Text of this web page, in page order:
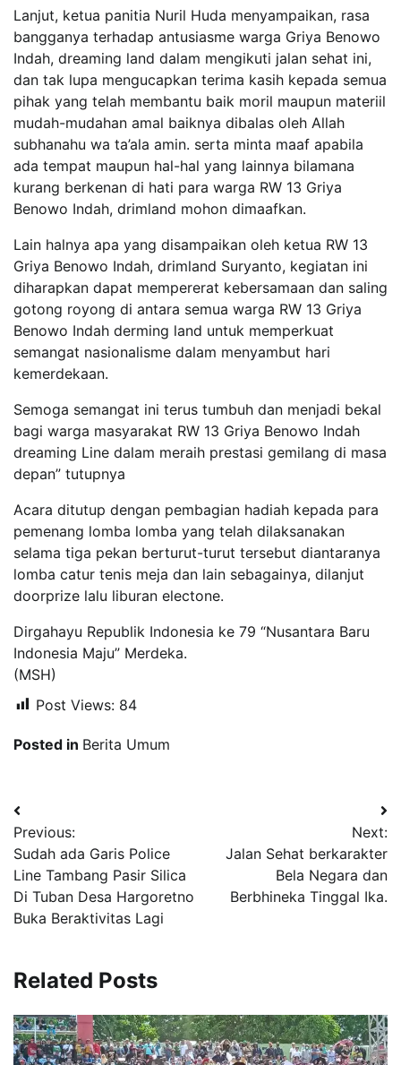
Lanjut, ketua panitia Nuril Huda menyampaikan, rasa
bangganya terhadap antusiasme warga Griya Benowo
Indah, dreaming land dalam mengikuti jalan sehat ini,
dan tak lupa mengucapkan terima kasih kepada semua
pihak yang telah membantu baik moril maupun materiil
mudah-mudahan amal baiknya dibalas oleh Allah
subhanahu wa ta’ala amin. serta minta maaf apabila
ada tempat maupun hal-hal yang lainnya bilamana
kurang berkenan di hati para warga RW 13 Griya
Benowo Indah, drimland mohon dimaafkan.
Lain halnya apa yang disampaikan oleh ketua RW 13
Griya Benowo Indah, drimland Suryanto, kegiatan ini
diharapkan dapat mempererat kebersamaan dan saling
gotong royong di antara semua warga RW 13 Griya
Benowo Indah derming land untuk memperkuat
semangat nasionalisme dalam menyambut hari
kemerdekaan.
Semoga semangat ini terus tumbuh dan menjadi bekal
bagi warga masyarakat RW 13 Griya Benowo Indah
dreaming Line dalam meraih prestasi gemilang di masa
depan” tutupnya
Acara ditutup dengan pembagian hadiah kepada para
pemenang lomba lomba yang telah dilaksanakan
selama tiga pekan berturut-turut tersebut diantaranya
lomba catur tenis meja dan lain sebagainya, dilanjut
doorprize lalu liburan electone.
Dirgahayu Republik Indonesia ke 79 “Nusantara Baru
Indonesia Maju” Merdeka.
(MSH)
Post Views: 84
Posted in Berita Umum
Navigasi
pos
Previous:
Sudah ada Garis Police
Line Tambang Pasir Silica
Di Tuban Desa Hargoretno
Buka Beraktivitas Lagi
Next:
Jalan Sehat berkarakter
Bela Negara dan
Berbhineka Tinggal Ika.
Related Posts